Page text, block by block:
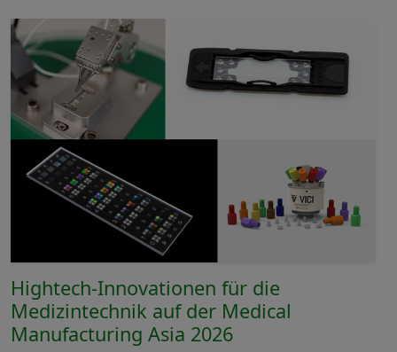
Hightech-Innovationen für die
Medizintechnik auf der Medical
Manufacturing Asia 2026